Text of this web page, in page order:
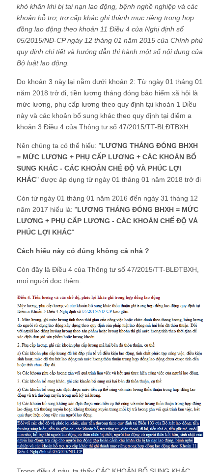
khó khăn khi bị tai nạn lao động, bệnh nghề nghiệp và các
khoản hỗ trợ, trợ cấp khác ghi thành mục riêng trong hợp
đồng lao động theo khoản 11 Điều 4 của Nghị định số
05/2015/NĐ-CP ngày 12 tháng 01 năm 2015 của Chính phủ
quy định chi tiết và hướng dẫn thi hành một số nội dung của
Bộ luật lao động.
Do khoản 3 này lại nằm dưới khoản 2: Từ ngày 01 tháng 01
năm 2018 trở đi, tiền lương tháng đóng bảo hiểm xã hội là
mức lương, phụ cấp lương theo quy định tại khoản 1 Điều
này và các khoản bổ sung khác theo quy định tại điểm a
khoản 3 Điều 4 của Thông tư số 47/2015/TT-BLĐTBXH.
Nên chúng ta có thể hiểu: "LƯƠNG THÁNG ĐÓNG BHXH
= MỨC LƯƠNG + PHỤ CẤP LƯƠNG + CÁC KHOẢN BỔ
SUNG KHÁC - CÁC KHOẢN CHẾ ĐỘ VÀ PHÚC LỢI
KHÁC" được áp dụng từ ngày 01 tháng 01 năm 2018 trở đi
Còn từ ngày 01 tháng 01 năm 2016 đến ngày 31 tháng 12
năm 2017 hiểu là: "LƯƠNG THÁNG ĐÓNG BHXH = MỨC
LƯƠNG + PHỤ CẤP LƯƠNG - CÁC KHOẢN CHẾ ĐỘ VÀ
PHÚC LỢI KHÁC"
Cách hiểu này có đúng không cả nhà ?
Còn đây là Điều 4 của Thông tư số 47/2015/TT-BLĐTBXH,
mọi người đọc thêm: